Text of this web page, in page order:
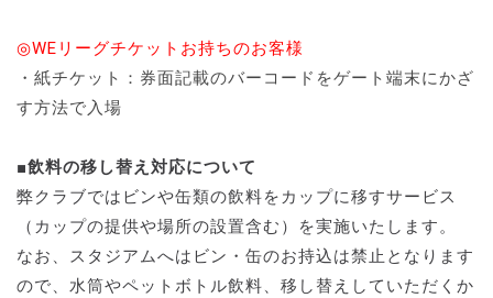
◎WEリーグチケットお持ちのお客様
・紙チケット：券面記載のバーコードをゲート端末にかざ
す方法で入場
■飲料の移し替え対応について
弊クラブではビンや缶類の飲料をカップに移すサービス
（カップの提供や場所の設置含む）を実施いたします。
なお、スタジアムへはビン・缶のお持込は禁止となります
ので、水筒やペットボトル飲料、移し替えしていただくか